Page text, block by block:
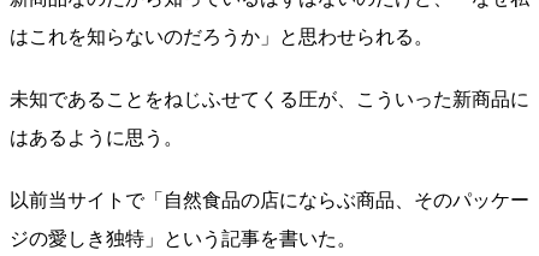
はこれを知らないのだろうか」と思わせられる。
未知であることをねじふせてくる圧が、こういった新商品に
はあるように思う。
以前当サイトで「自然食品の店にならぶ商品、そのパッケー
ジの愛しき独特」という記事を書いた。